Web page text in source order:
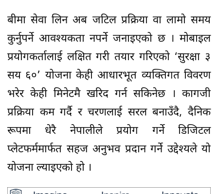
बीमा सेवा लिन अब जटिल प्रक्रिया वा लामो समय
कुर्नुपर्ने आवश्यकता नपर्ने जनाइएको छ । मोबाइल
प्रयोगकर्तालाई लक्षित गरी तयार गरिएको ‘सुरक्षा ३
सय ६०’ योजना केही आधारभूत व्यक्तिगत विवरण
भरेर केही मिनेटमै खरिद गर्न सकिनेछ । कागजी
प्रक्रिया कम गर्दै र चरणलाई सरल बनाउँदै, दैनिक
रूपमा धेरै नेपालीले प्रयोग गर्ने डिजिटल
प्लेटफर्ममार्फत सहज अनुभव प्रदान गर्ने उद्देश्यले यो
योजना ल्याइएको हो ।